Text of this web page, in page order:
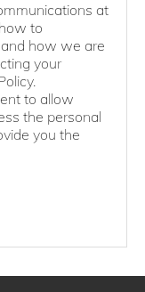
at
to
how we are
your
to allow
the personal
you the